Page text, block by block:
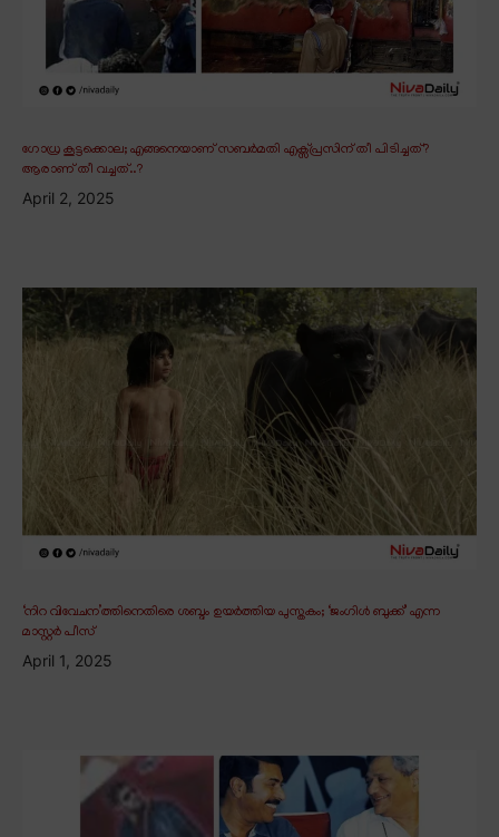
ഗോധ്ര കൂട്ടക്കൊല; എങ്ങനെയാണ് സബർമതി എക്സ്പ്രസിന് തീ പിടിച്ചത്?
ആരാണ് തീ വച്ചത്..?
April 2, 2025
‘നിറ വിവേചന’ത്തിനെതിരെ ശബ്ദം ഉയർത്തിയ പുസ്തകം; ‘ജംഗിൾ ബുക്ക്’ എന്ന
മാസ്റ്റർ പീസ്
April 1, 2025